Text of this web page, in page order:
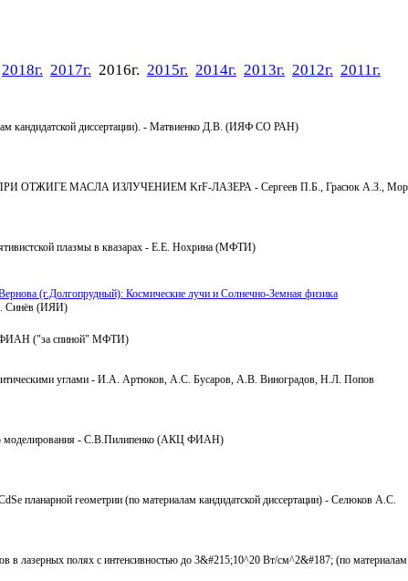
2018г. 2017г. 2016г. 2015г. 2014г. 2013г. 2012г. 2011г.
кандидатской диссертации). - Матвиенко Д.В. (ИЯФ СО РАН)
МАСЛА ИЗЛУЧЕНИЕМ KrF-ЛАЗЕРА - Сергеев П.Б., Грасюк А.З.,
плазмы в квазарах - Е.Е. Нохрина (МФТИ)
(г.Долгопрудный): Космические лучи и Солнечно-Земная физика
Синёв (ИЯИ)
ФИАН ("за спиной" МФТИ)
углами - И.А. Артюков, А.С. Бусаров, А.В. Виноградов, Н.Л. Попов
моделирования - С.В.Пилипенко (АКЦ ФИАН)
планарной геометрии (по материалам кандидатской диссертации) - Селюков А.С.
в лазерных полях с интенсивностью до 3&#215;10^20 Вт/см^2&#187; (по